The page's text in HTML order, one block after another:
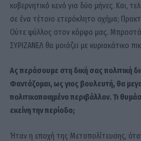
κυβερνητικό κενό για δύο μήνες. Και,
σε ένα τέτοιο ετερόκλητο σχήμα;
Ούτε ψύλλος στον κόρφο μας. Μπροστά
ΣΥΡΙΖΑΝΕΛ θα μοιάζει με κυριακάτικο
Ας περάσουμε στη δική σας πολιτική
Φαντάζομαι, ως γιος βουλευτή, θα
πολιτικοποιημένο περιβάλλον. Τι
εκείνη την περίοδο;
Ήταν η εποχή της Μεταπολίτευσης,